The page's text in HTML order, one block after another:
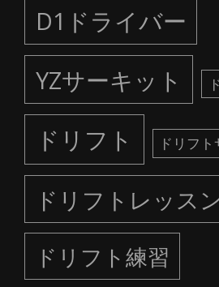
D1ドライバー
YZサーキット
ドリフト ドリフ
ドリフトレッス
ドリフト練習